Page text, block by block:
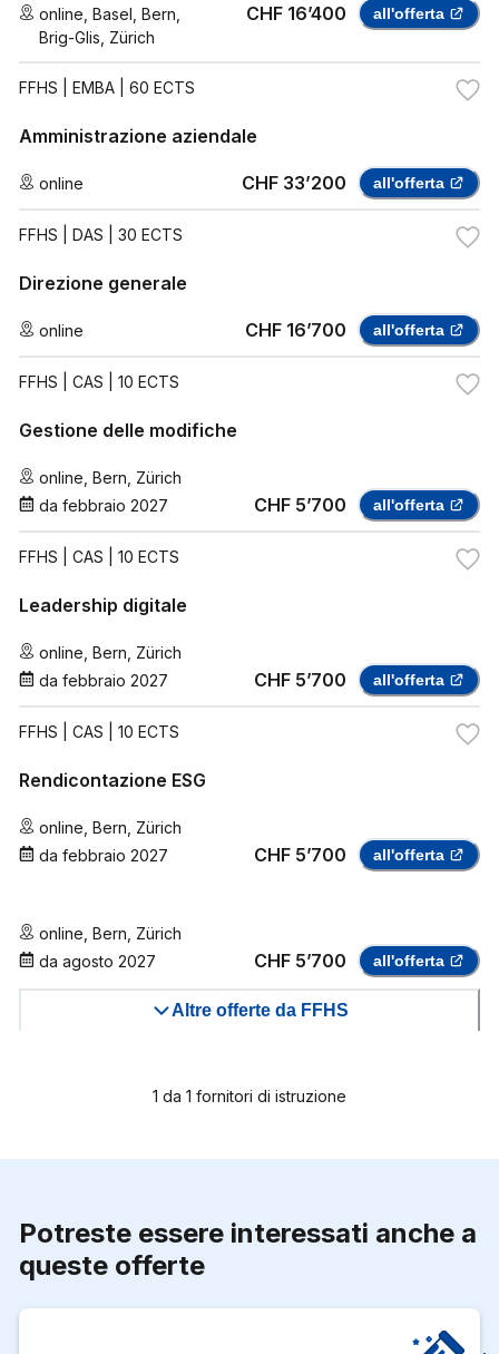
online Basel Bern
Brig-Glis Zürich
CHF 16’400 all'offerta
FFHS | EMBA | 60 ECTS
Amministrazione aziendale
online CHF 33’200 all'offerta
FFHS | DAS | 30 ECTS
Direzione generale
online CHF 16’700 all'offerta
FFHS | CAS | 10 ECTS
Gestione delle modifiche
online Bern Zürich
da febbraio 2027 CHF 5’700 all'offerta
FFHS | CAS | 10 ECTS
Leadership digitale
online Bern Zürich
da febbraio 2027 CHF 5’700 all'offerta
FFHS | CAS | 10 ECTS
Rendicontazione ESG
online Bern Zürich
da febbraio 2027 CHF 5’700 all'offerta
online Bern Zürich
da agosto 2027 CHF 5’700 all'offerta
Altre offerte da FFHS
1 da 1 fornitori di istruzione
Potreste essere interessati anche a
queste offerte